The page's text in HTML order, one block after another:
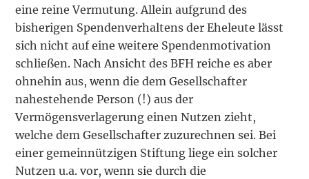
eine reine Vermutung. Allein aufgrund des
bisherigen Spendenverhaltens der Eheleute lässt
sich nicht auf eine weitere Spendenmotivation
schließen. Nach Ansicht des BFH reiche es aber
ohnehin aus, wenn die dem Gesellschafter
nahestehende Person (!) aus der
Vermögensverlagerung einen Nutzen zieht,
welche dem Gesellschafter zuzurechnen sei. Bei
einer gemeinnützigen Stiftung liege ein solcher
Nutzen u.a. vor, wenn sie durch die